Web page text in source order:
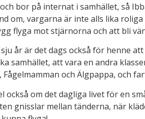
bor på internat i samhället, så
om, vargarna är inte alls lika
flyga mot stjärnorna och att bli
år är det dags också för henne
samhället, att vara en andra
och Älgpappa, och
om det dagliga livet för en
gnisslar mellan tänderna, när